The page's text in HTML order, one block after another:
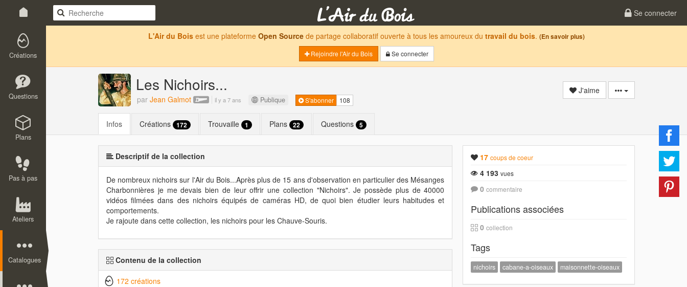
Se connecter
Créations
Questions
Plans
Pas à pas
Ateliers
Catalogues
L'Air du Bois est une plateforme Open Source de partage collaboratif ouverte à tous les amoureux du travail du bois. (En savoir plus)
Rejoindre l'Air du Bois
Se connecter
Les Nichoirs...
par Jean Galmot il y a 7 ans Publique S'abonner 108
J'aime
Infos Créations 172 Trouvaille 1 Plans 22 Questions 5
Descriptif de la collection
De nombreux nichoirs sur l'Air du Bois...Après plus de 15 ans d'observation en particulier des Mésanges
Charbonnières je me devais bien de leur offrir une collection "Nichoirs". Je possède plus de 40000
vidéos filmées dans des nichoirs équipés de caméras HD, de quoi bien étudier leurs habitudes et
comportements.
Je rajoute dans cette collection, les nichoirs pour les Chauve-Souris.
Contenu de la collection
172 créations
17 coups de coeur
4 193 vues
0 commentaire
Publications associées
0 collection
Tags
nichoirs cabane-a-oiseaux maisonnette-oiseaux